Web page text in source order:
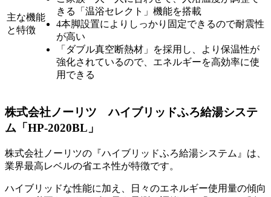
主な機能
と特徴
きる「温浴セレクト」機能を搭載
4本脚設置によりしっかり固定できるので耐震性
が高い
「ダブル真空断熱材」を採用し、より保温性が
強化されているので、エネルギーを高効率に使
用できる
株式会社ノーリツ ハイブリッドふろ給湯システ
ム「HP-2020BL」
株式会社ノーリツの『ハイブリッドふろ給湯システム』は、
業界最高レベルの省エネ性が特徴です。
ハイブリッドな性能に加え、日々のエネルギー使用量の傾向